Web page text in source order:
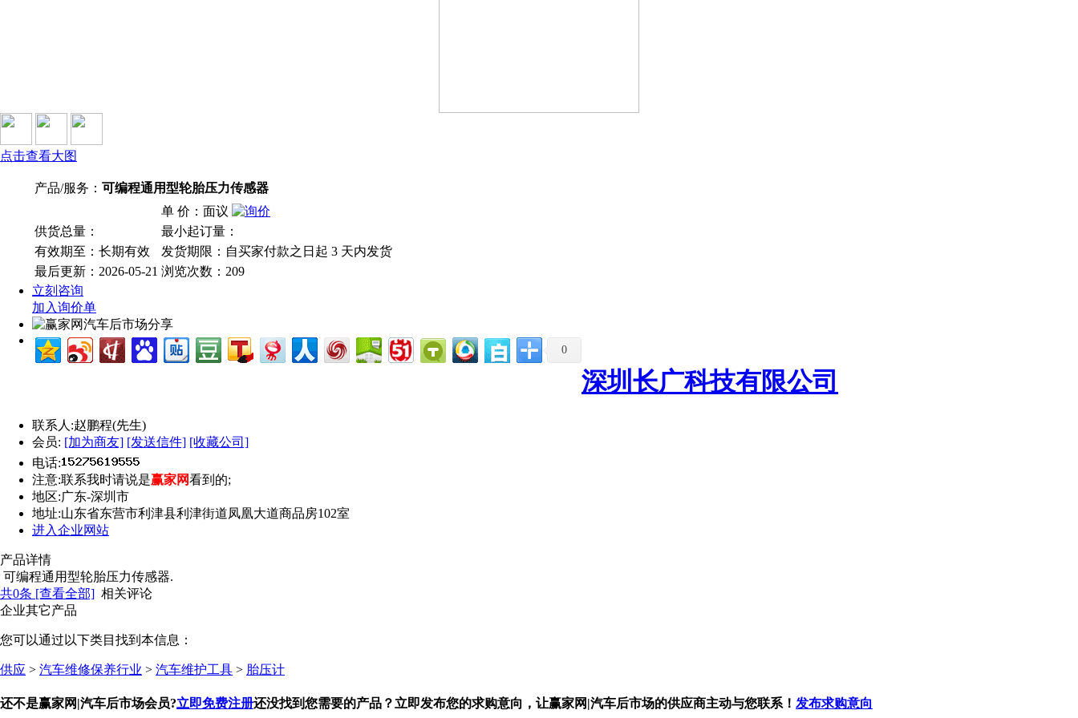
点击查看大图
产品/服务： 可编程通用型轮胎压力传感器
单 价：面议
供货总量：
最小起订量：
有效期至：长期有效
发货期限：自买家付款之日起 3 天内发货
最后更新：2026-05-21 浏览次数： 209
立刻咨询
加入询价单
0
深圳长广科技有限公司
联系人:赵鹏程(先生)
会员: [加为商友] [发送信件] [收藏公司]
电话:
注意:联系我时请说是赢家网看到的;
地区:广东-深圳市
地址:山东省东营市利津县利津街道凤凰大道商品房102室
进入企业网站
产品详情
可编程通用型轮胎压力传感器.
共0条 [查看全部] 相关评论
企业其它产品
您可以通过以下类目找到本信息：
供应 > 汽车维修保养行业 > 汽车维护工具 > 胎压计
还不是赢家网|汽车后市场会员?立即免费注册还没找到您需要的产品？立即发布您的求购意向，让赢家网|汽车后市场的供应商主动与您联系！ 发布求购意向